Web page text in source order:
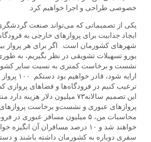
خصوصی طراحی و اجرا خواهیم کرد.
یکی از تصمیماتی که می‌تواند صنعت
ایجاد جذابیت برای پروازهای خارجی به
شهرهای کشورمان است.
یورو تسهیلات تشویقی در نظر بگیریم، به
نشست و برخاست کمتری به نسبت سایر
ارایه شود، قادر خواهیم بود دستکم
۱۰۰
ترعیب کنیم در فرودگاه‌ها و فضاهای پروازی
این تصمیم سالانه۷۳ میلیون دلار
پروازهای عبوری و نشست‌و برخاست
محاسبات من، ۵ میلیون مسافر عبوری
خواهند شد و ۱۰ درصد مسافران آن انگیزه خواهند داشت